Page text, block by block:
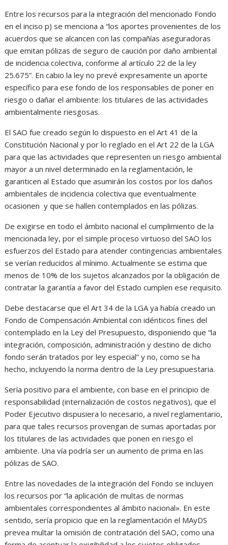
Entre los recursos para la integración del mencionado Fondo
en el inciso p) se menciona a “los aportes provenientes de los
acuerdos que se alcancen con las compañías aseguradoras
que emitan pólizas de seguro de caución por daño ambiental
de incidencia colectiva, conforme al artículo 22 de la ley
25.675”. En cabio la ley no prevé expresamente un aporte
específico para ese fondo de los responsables de poner en
riesgo o dañar el ambiente: los titulares de las actividades
ambientalmente riesgosas.
El SAO fue creado según lo dispuesto en el Art 41 de la
Constitución Nacional y por lo reglado en el Art 22 de la LGA
para que las actividades que representen un riesgo ambiental
mayor a un nivel determinado en la reglamentación, le
garanticen al Estado que asumirán los costos por los daños
ambientales de incidencia colectiva que eventualmente
ocasionen y que se hallen contemplados en las pólizas.
De exigirse en todo el ámbito nacional el cumplimiento de la
mencionada ley, por el simple proceso virtuoso del SAO los
esfuerzos del Estado para atender contingencias ambientales
se verían reducidos al mínimo. Actualmente se estima que
menos de 10% de los sujetos alcanzados por la obligación de
contratar la garantía a favor del Estado cumplen ese requisito.
Debe destacarse que el Art 34 de la LGA ya había creado un
Fondo de Compensación Ambiental con idénticos fines del
contemplado en la Ley del Presupuesto, disponiendo que “la
integración, composición, administración y destino de dicho
fondo serán tratados por ley especial” y no, como se ha
hecho, incluyendo la norma dentro de la Ley presupuestaria.
Sería positivo para el ambiente, con base en el principio de
responsabilidad (internalización de costos negativos), que el
Poder Ejecutivo dispusiera lo necesario, a nivel reglamentario,
para que tales recursos provengan de sumas aportadas por
los titulares de las actividades que ponen en riesgo el
ambiente. Una vía podría ser un aumento de prima en las
pólizas de SAO.
Entre las novedades de la integración del Fondo se incluyen
los recursos por “la aplicación de multas de normas
ambientales correspondientes al ámbito nacional». En este
sentido, sería propicio que en la reglamentación el MAyDS
prevea multar la omisión de contratación del SAO, como una